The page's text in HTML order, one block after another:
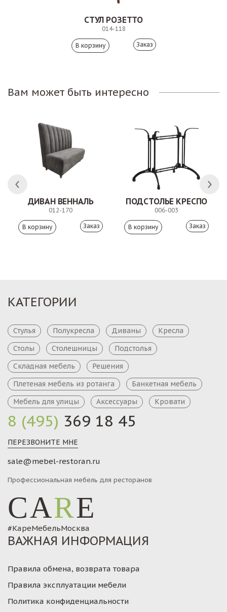
СТУЛ РОЗЕТТО
014-118
Заказ
Вам может быть интересно
ДИВАН ВЕННАЛЬ
012-170
Заказ
ПОДСТОЛЬЕ КРЕСПО
006-003
Заказ
8 (495) 369 18 45
ПЕРЕЗВОНИТЕ МНЕ
sale@mebel-restoran.ru
Профессиональная мебель для ресторанов
CARE
#КареМебельМосква
КАТЕГОРИИ
Стулья Полукресла Диваны
Кресла
Столы
Столешницы
Подстолья
Складная мебель
Решения
Плетеная мебель из ротанга
Банкетная мебель
Мебель для улицы
Аксессуары Кровати
ВАЖНАЯ ИНФОРМАЦИЯ
Правила обмена, возврата товара
Правила эксплуатации мебели
Политика конфиденциальности